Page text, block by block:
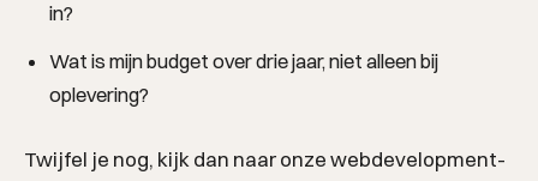
OPLOSSINGEN
in?
Wat is mijn budget over drie jaar, niet alleen bij
oplevering?
Twijfel je nog, kijk dan naar onze webdevelopment-